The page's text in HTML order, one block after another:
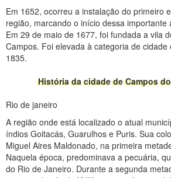
Em 1652, ocorreu a instalação do primeiro
região, marcando o início dessa importante
Em 29 de maio de 1677, foi fundada a vila
Campos. Foi elevada à categoria de
1835.
História da cidade de Campos
Rio de janeiro
A região onde está localizado o atual
índios Goitacás, Guarulhos e Puris. Sua
Miguel Aires Maldonado, na primeira
Naquela época, predominava a pecuária,
do Rio de Janeiro. Durante a segunda